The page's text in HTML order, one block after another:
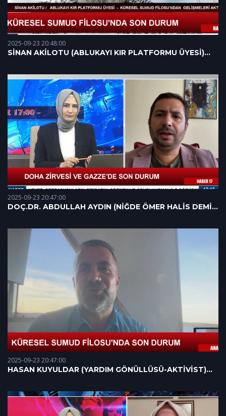
2025-09-23 20:48:00
SİNAN AKİLOTU (ABLUKAYI KIR PLATFORMU ÜYESİ)
2025-09-23 20:47:00
DOÇ.DR. ABDULLAH AYDIN (NİĞDE ÖMER HALİS DEMİR
2025-09-23 20:47:00
HASAN KUYULDAR (YARDIM GÖNÜLLÜSÜ-AKTİVİST)